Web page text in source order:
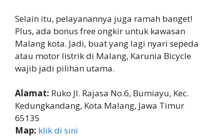
Selain itu, pelayanannya juga ramah banget!
Plus, ada bonus free ongkir untuk kawasan
Malang kota. Jadi, buat yang lagi nyari sepeda
atau motor listrik di Malang, Karunia Bicycle
wajib jadi pilihan utama.
Alamat: Ruko Jl. Rajasa No.6, Bumiayu, Kec.
Kedungkandang, Kota Malang, Jawa Timur
65135
Map: klik di sini